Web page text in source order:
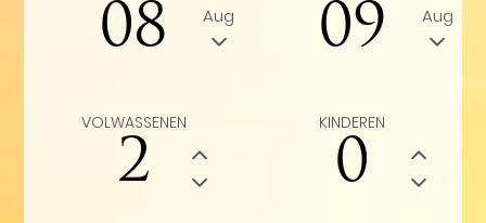
08 Aug 09 Aug
VOLWASSENEN KINDEREN